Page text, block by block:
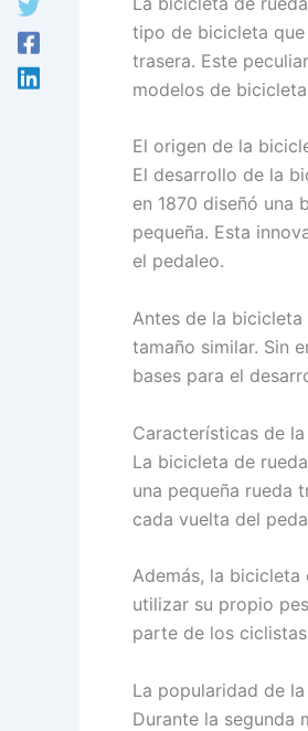
tipo de bicicleta que
trasera. Este
modelos de
El origen de la
El desarrollo de la
en 1870 diseñó una
pequeña. Esta
el pedaleo.
Antes de la
tamaño similar. Sin
bases para el
Características de
La bicicleta de
una pequeña rueda
cada vuelta del
Además, la
utilizar su propio
parte de los
La popularidad de
Durante la segunda